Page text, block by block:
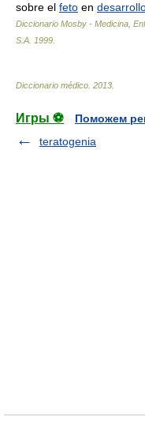
sobre el feto en
Diccionario Mosby - Medicina,
S.A 1999
Diccionario médico 2013
Игры ⚽
Поможем
teratogenia